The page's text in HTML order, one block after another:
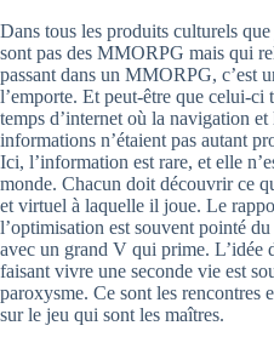
Dans tous les produits culturels
sont pas des MMORPG mais qui
passant dans un MMORPG, c’est
l’emporte. Et peut-être que celui-ci
temps d’internet où la navigation
informations n’étaient pas autant
Ici, l’information est rare, et elle
monde. Chacun doit découvrir ce
et virtuel à laquelle il joue. Le
l’optimisation est souvent pointé
avec un grand V qui prime. L’idée
faisant vivre une seconde vie est
paroxysme. Ce sont les rencontres
sur le jeu qui sont les maîtres.